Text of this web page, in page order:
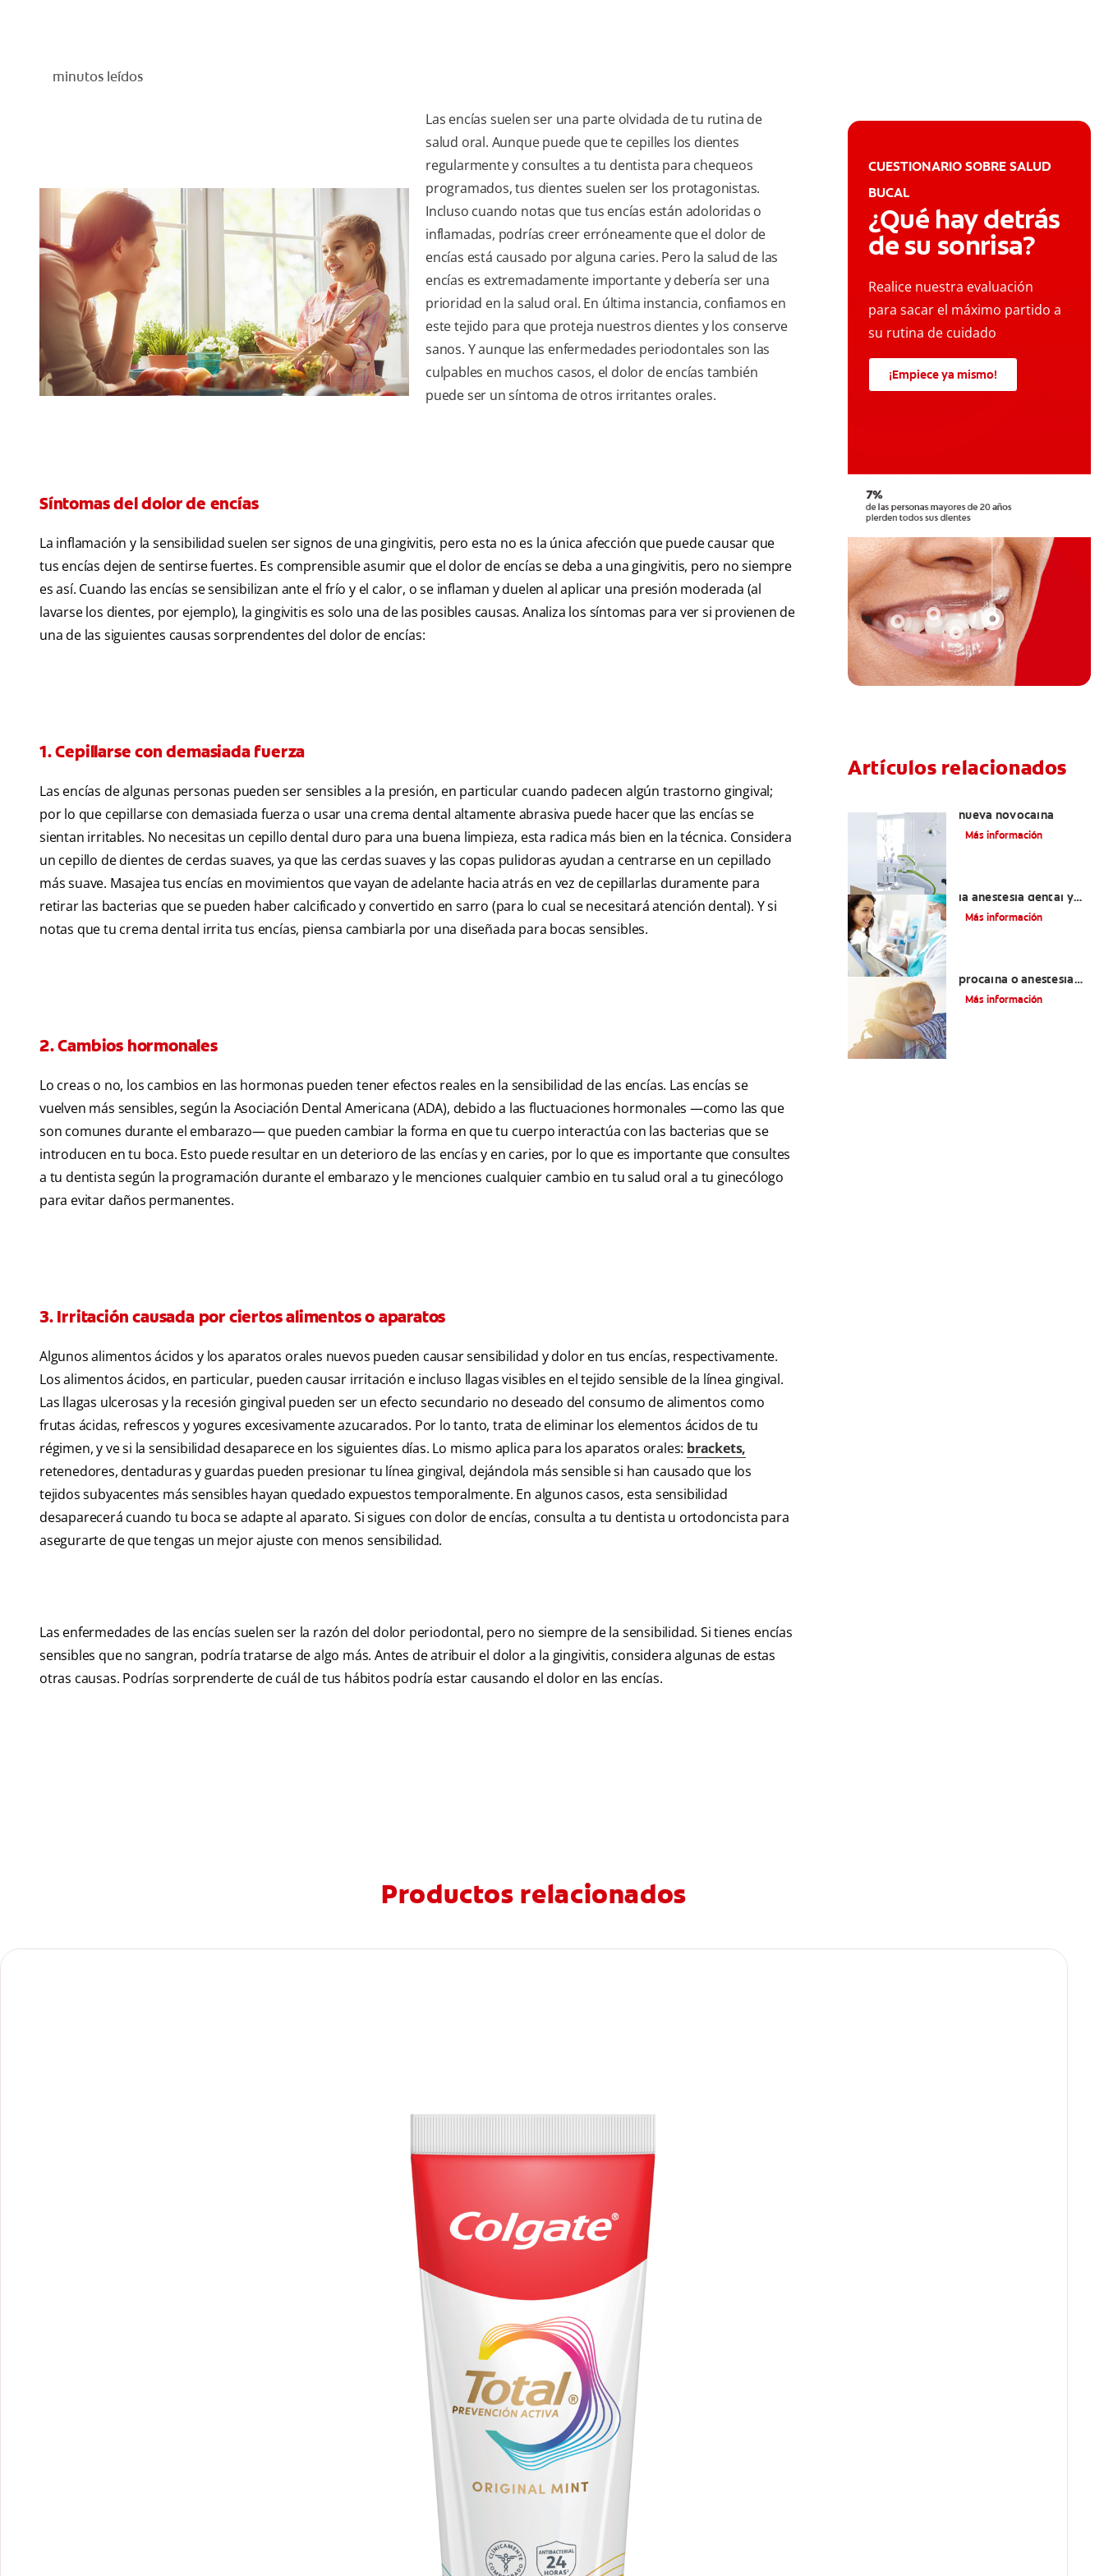
minutos leídos
Las encías suelen ser una parte olvidada de tu rutina de
salud oral. Aunque puede que te cepilles los dientes
regularmente y consultes a tu dentista para chequeos
programados, tus dientes suelen ser los protagonistas.
Incluso cuando notas que tus encías están adoloridas o
inflamadas, podrías creer erróneamente que el dolor de
encías está causado por alguna caries. Pero la salud de las
encías es extremadamente importante y debería ser una
prioridad en la salud oral. En última instancia, confiamos en
este tejido para que proteja nuestros dientes y los conserve
sanos. Y aunque las enfermedades periodontales son las
culpables en muchos casos, el dolor de encías también
puede ser un síntoma de otros irritantes orales.
Síntomas del dolor de encías
La inflamación y la sensibilidad suelen ser signos de una gingivitis, pero esta no es la única afección que puede causar que
tus encías dejen de sentirse fuertes. Es comprensible asumir que el dolor de encías se deba a una gingivitis, pero no siempre
es así. Cuando las encías se sensibilizan ante el frío y el calor, o se inflaman y duelen al aplicar una presión moderada (al
lavarse los dientes, por ejemplo), la gingivitis es solo una de las posibles causas. Analiza los síntomas para ver si provienen de
una de las siguientes causas sorprendentes del dolor de encías:
1. Cepillarse con demasiada fuerza
Las encías de algunas personas pueden ser sensibles a la presión, en particular cuando padecen algún trastorno gingival;
por lo que cepillarse con demasiada fuerza o usar una crema dental altamente abrasiva puede hacer que las encías se
sientan irritables. No necesitas un cepillo dental duro para una buena limpieza, esta radica más bien en la técnica. Considera
un cepillo de dientes de cerdas suaves, ya que las cerdas suaves y las copas pulidoras ayudan a centrarse en un cepillado
más suave. Masajea tus encías en movimientos que vayan de adelante hacia atrás en vez de cepillarlas duramente para
retirar las bacterias que se pueden haber calcificado y convertido en sarro (para lo cual se necesitará atención dental). Y si
notas que tu crema dental irrita tus encías, piensa cambiarla por una diseñada para bocas sensibles.
2. Cambios hormonales
Lo creas o no, los cambios en las hormonas pueden tener efectos reales en la sensibilidad de las encías. Las encías se
vuelven más sensibles, según la Asociación Dental Americana (ADA), debido a las fluctuaciones hormonales —como las que
son comunes durante el embarazo— que pueden cambiar la forma en que tu cuerpo interactúa con las bacterias que se
introducen en tu boca. Esto puede resultar en un deterioro de las encías y en caries, por lo que es importante que consultes
a tu dentista según la programación durante el embarazo y le menciones cualquier cambio en tu salud oral a tu ginecólogo
para evitar daños permanentes.
3. Irritación causada por ciertos alimentos o aparatos
Algunos alimentos ácidos y los aparatos orales nuevos pueden causar sensibilidad y dolor en tus encías, respectivamente.
Los alimentos ácidos, en particular, pueden causar irritación e incluso llagas visibles en el tejido sensible de la línea gingival.
Las llagas ulcerosas y la recesión gingival pueden ser un efecto secundario no deseado del consumo de alimentos como
frutas ácidas, refrescos y yogures excesivamente azucarados. Por lo tanto, trata de eliminar los elementos ácidos de tu
régimen, y ve si la sensibilidad desaparece en los siguientes días. Lo mismo aplica para los aparatos orales: brackets,
retenedores, dentaduras y guardas pueden presionar tu línea gingival, dejándola más sensible si han causado que los
tejidos subyacentes más sensibles hayan quedado expuestos temporalmente. En algunos casos, esta sensibilidad
desaparecerá cuando tu boca se adapte al aparato. Si sigues con dolor de encías, consulta a tu dentista u ortodoncista para
asegurarte de que tengas un mejor ajuste con menos sensibilidad.
Las enfermedades de las encías suelen ser la razón del dolor periodontal, pero no siempre de la sensibilidad. Si tienes encías
sensibles que no sangran, podría tratarse de algo más. Antes de atribuir el dolor a la gingivitis, considera algunas de estas
otras causas. Podrías sorprenderte de cuál de tus hábitos podría estar causando el dolor en las encías.
CUESTIONARIO SOBRE SALUD
BUCAL
¿Qué hay detrás
de su sonrisa?
Realice nuestra evaluación
para sacar el máximo partido a
su rutina de cuidado
¡Empiece ya mismo!
Artículos relacionados
nueva novocaína
Más información
la anestesia dental y
causas de tratamiento
Más información
procaína o anestesia
dental
Más información
Productos relacionados